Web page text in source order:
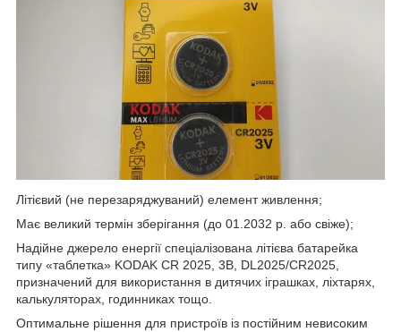
Літієвий (не перезаряджуваний) елемент живлення;
Має великий термін зберігання (до 01.2032 р. або свіже);
Надійне джерело енергії спеціалізована літієва батарейка
типу «таблетка» KODAK CR 2025, 3В, DL2025/CR2025,
призначений для використання в дитячих іграшках, ліхтарях,
калькуляторах, годинниках тощо.
Оптимальне рішення для пристроїв із постійним невисоким